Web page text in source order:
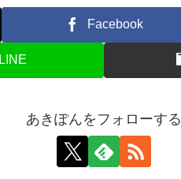
Facebook
LINE
あきぽんをフォローする